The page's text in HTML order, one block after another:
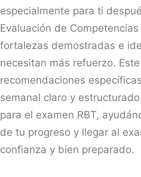
especialmente para ti
Evaluación de
fortalezas demostradas e
necesitan más refuerzo.
recomendaciones
semanal claro y
para el examen RBT,
de tu progreso y llegar al
confianza y bien preparado.